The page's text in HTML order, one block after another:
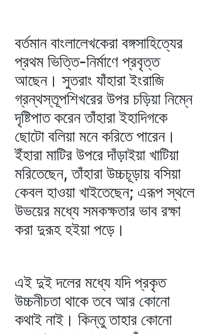
বর্তমান বাংলালেখকেরা বঙ্গসাহিত্যের
প্রথম ভিত্তি-নির্মাণে প্রবৃত্ত
আছেন। সুতরাং যাঁহারা ইংরাজি
গ্রন্থস্তূপশিখরের উপর চড়িয়া নিম্নে
দৃষ্টিপাত করেন তাঁহারা ইহাদিগকে
ছোটো বলিয়া মনে করিতে পারেন।
ইঁহারা মাটির উপরে দাঁড়াইয়া খাটিয়া
মরিতেছেন, তাঁহারা উচ্চচূড়ায় বসিয়া
কেবল হাওয়া খাইতেছেন; এরূপ স্থলে
উভয়ের মধ্যে সমকক্ষতার ভাব রক্ষা
করা দুরূহ হইয়া পড়ে।
এই দুই দলের মধ্যে যদি প্রকৃত
উচ্চনীচতা থাকে তবে আর কোনো
কথাই নাই। কিন্তু তাহার কোনো